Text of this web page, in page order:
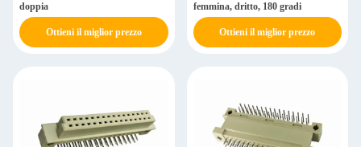
doppia
Ottieni il miglior prezzo
femmina, dritto, 180 gradi
Ottieni il miglior prezzo